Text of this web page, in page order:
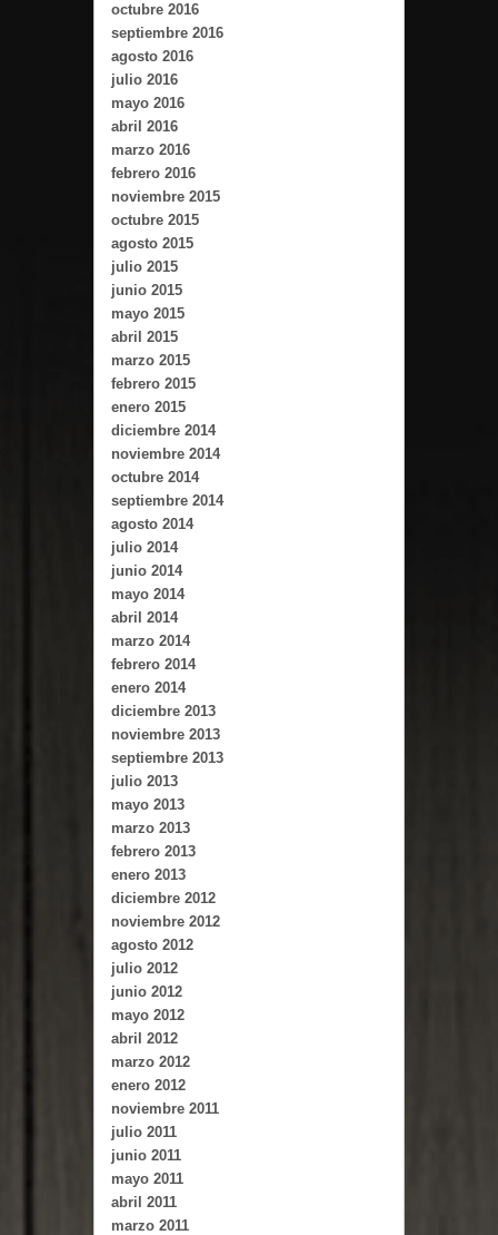
octubre 2016
septiembre 2016
agosto 2016
julio 2016
mayo 2016
abril 2016
marzo 2016
febrero 2016
noviembre 2015
octubre 2015
agosto 2015
julio 2015
junio 2015
mayo 2015
abril 2015
marzo 2015
febrero 2015
enero 2015
diciembre 2014
noviembre 2014
octubre 2014
septiembre 2014
agosto 2014
julio 2014
junio 2014
mayo 2014
abril 2014
marzo 2014
febrero 2014
enero 2014
diciembre 2013
noviembre 2013
septiembre 2013
julio 2013
mayo 2013
marzo 2013
febrero 2013
enero 2013
diciembre 2012
noviembre 2012
agosto 2012
julio 2012
junio 2012
mayo 2012
abril 2012
marzo 2012
enero 2012
noviembre 2011
julio 2011
junio 2011
mayo 2011
abril 2011
marzo 2011